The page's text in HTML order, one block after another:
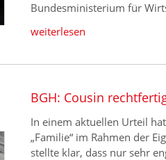
Bundesministerium für
weiterlesen
BGH: Cousin
In einem aktuellen Urteil
„Familie“ im Rahmen der
stellte klar, dass nur sehr